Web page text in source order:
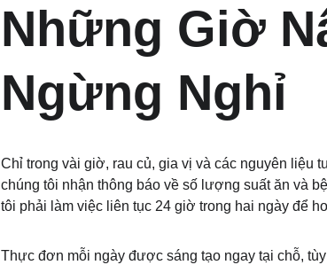
Những Giờ
Ngừng Nghỉ
Chỉ trong vài giờ, rau củ, gia vị và các nguyên
chúng tôi nhận thông báo về số lượng suất ăn và
tôi phải làm việc liên tục 24 giờ trong hai ngày để
Thực đơn mỗi ngày được sáng tạo ngay tại chỗ,